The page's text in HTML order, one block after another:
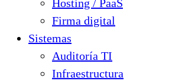
Hosting / PaaS
Firma digital
Sistemas
Auditoría TI
Infraestructura